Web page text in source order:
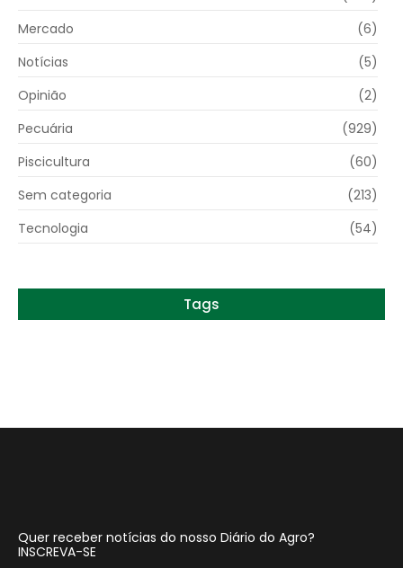
Mercado
(6)
Notícias
(5)
Opinião
(2)
Pecuária
(929)
Piscicultura
(60)
Sem categoria
(213)
Tecnologia
(54)
Tags
Quer receber notícias do nosso Diário do Agro?
INSCREVA-SE